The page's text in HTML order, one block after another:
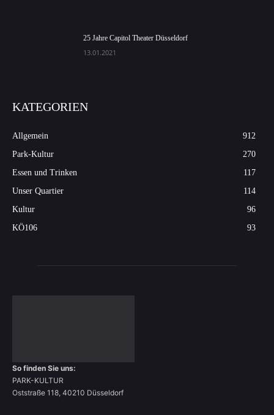
25 Jahre Capitol Theater Düsseldorf
13.01.2021
KATEGORIEN
Allgemein
912
Park-Kultur
270
Essen und Trinken
117
Unser Quartier
114
Kultur
96
KÖ106
93
So finden Sie uns:
PARK-KULTUR
Oststraße 118, 40210 Düsseldorf